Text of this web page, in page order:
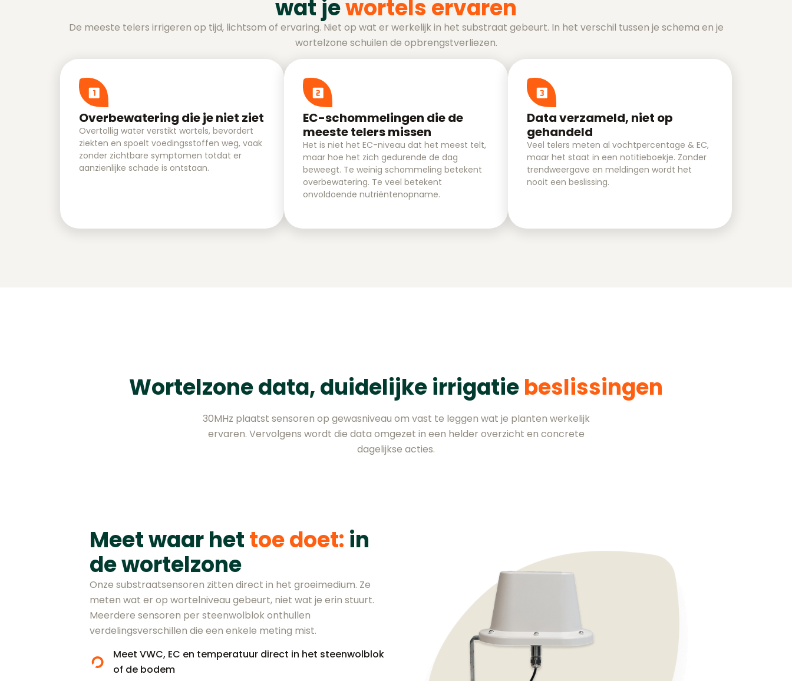
wat jewortels ervaren
De meeste telers irrigeren op tijd, lichtsom of ervaring. Niet op wat er werkelijk in het substraat gebeurt. In het verschil tussen je schema en je
wortelzone schuilen de opbrengstverliezen.
Overbewatering die je niet ziet
Overtollig water verstikt wortels, bevordert
ziekten en spoelt voedingsstoffen weg, vaak
zonder zichtbare symptomen totdat er
aanzienlijke schade is ontstaan.
EC-schommelingen die de
meeste telers missen
Het is niet het EC-niveau dat het meest telt,
maar hoe het zich gedurende de dag
beweegt. Te weinig schommeling betekent
overbewatering. Te veel betekent
onvoldoende nutriëntenopname.
Data verzameld, niet op
gehandeld
Veel telers meten al vochtpercentage & EC,
maar het staat in een notitieboekje. Zonder
trendweergave en meldingen wordt het
nooit een beslissing.
Wortelzone data, duidelijke irrigatiebeslissingen
30MHz plaatst sensoren op gewasniveau om vast te leggen wat je planten werkelijk
ervaren. Vervolgens wordt die data omgezet in een helder overzicht en concrete
dagelijkse acties.
Meet waar hettoe doet: in
de wortelzone
Onze substraatsensoren zitten direct in het groeimedium. Ze
meten wat er op wortelniveau gebeurt, niet wat je erin stuurt.
Meerdere sensoren per steenwolblok onthullen
verdelingsverschillen die een enkele meting mist.
Meet VWC, EC en temperatuur direct in het steenwolblok
of de bodem